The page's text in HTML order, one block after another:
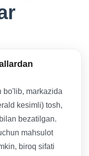
bo'lib, markazida
kesimli) tosh,
bezatilgan.
mahsulot
biroq sifati